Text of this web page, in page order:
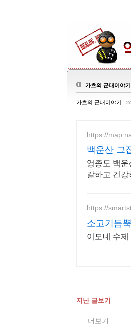
가츠의 군대이야
가츠의 군대이야기
https://
백운산 그
영종도 백
갈하고 건
https://
소고기듬
이모네 수
지난 글보기
더보기